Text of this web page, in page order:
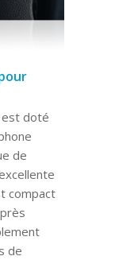
est doté
de
compact
de